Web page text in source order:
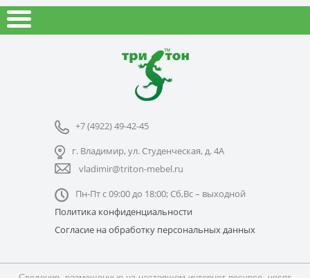
+7 (4922) 49-42-45
г. Владимир, ул. Студенческая, д. 4А
vladimir@triton-mebel.ru
Пн-Пт с 09:00 до 18:00; Сб,Вс – выходной
Политика конфиденциальности
Согласие на обработку персональных данных